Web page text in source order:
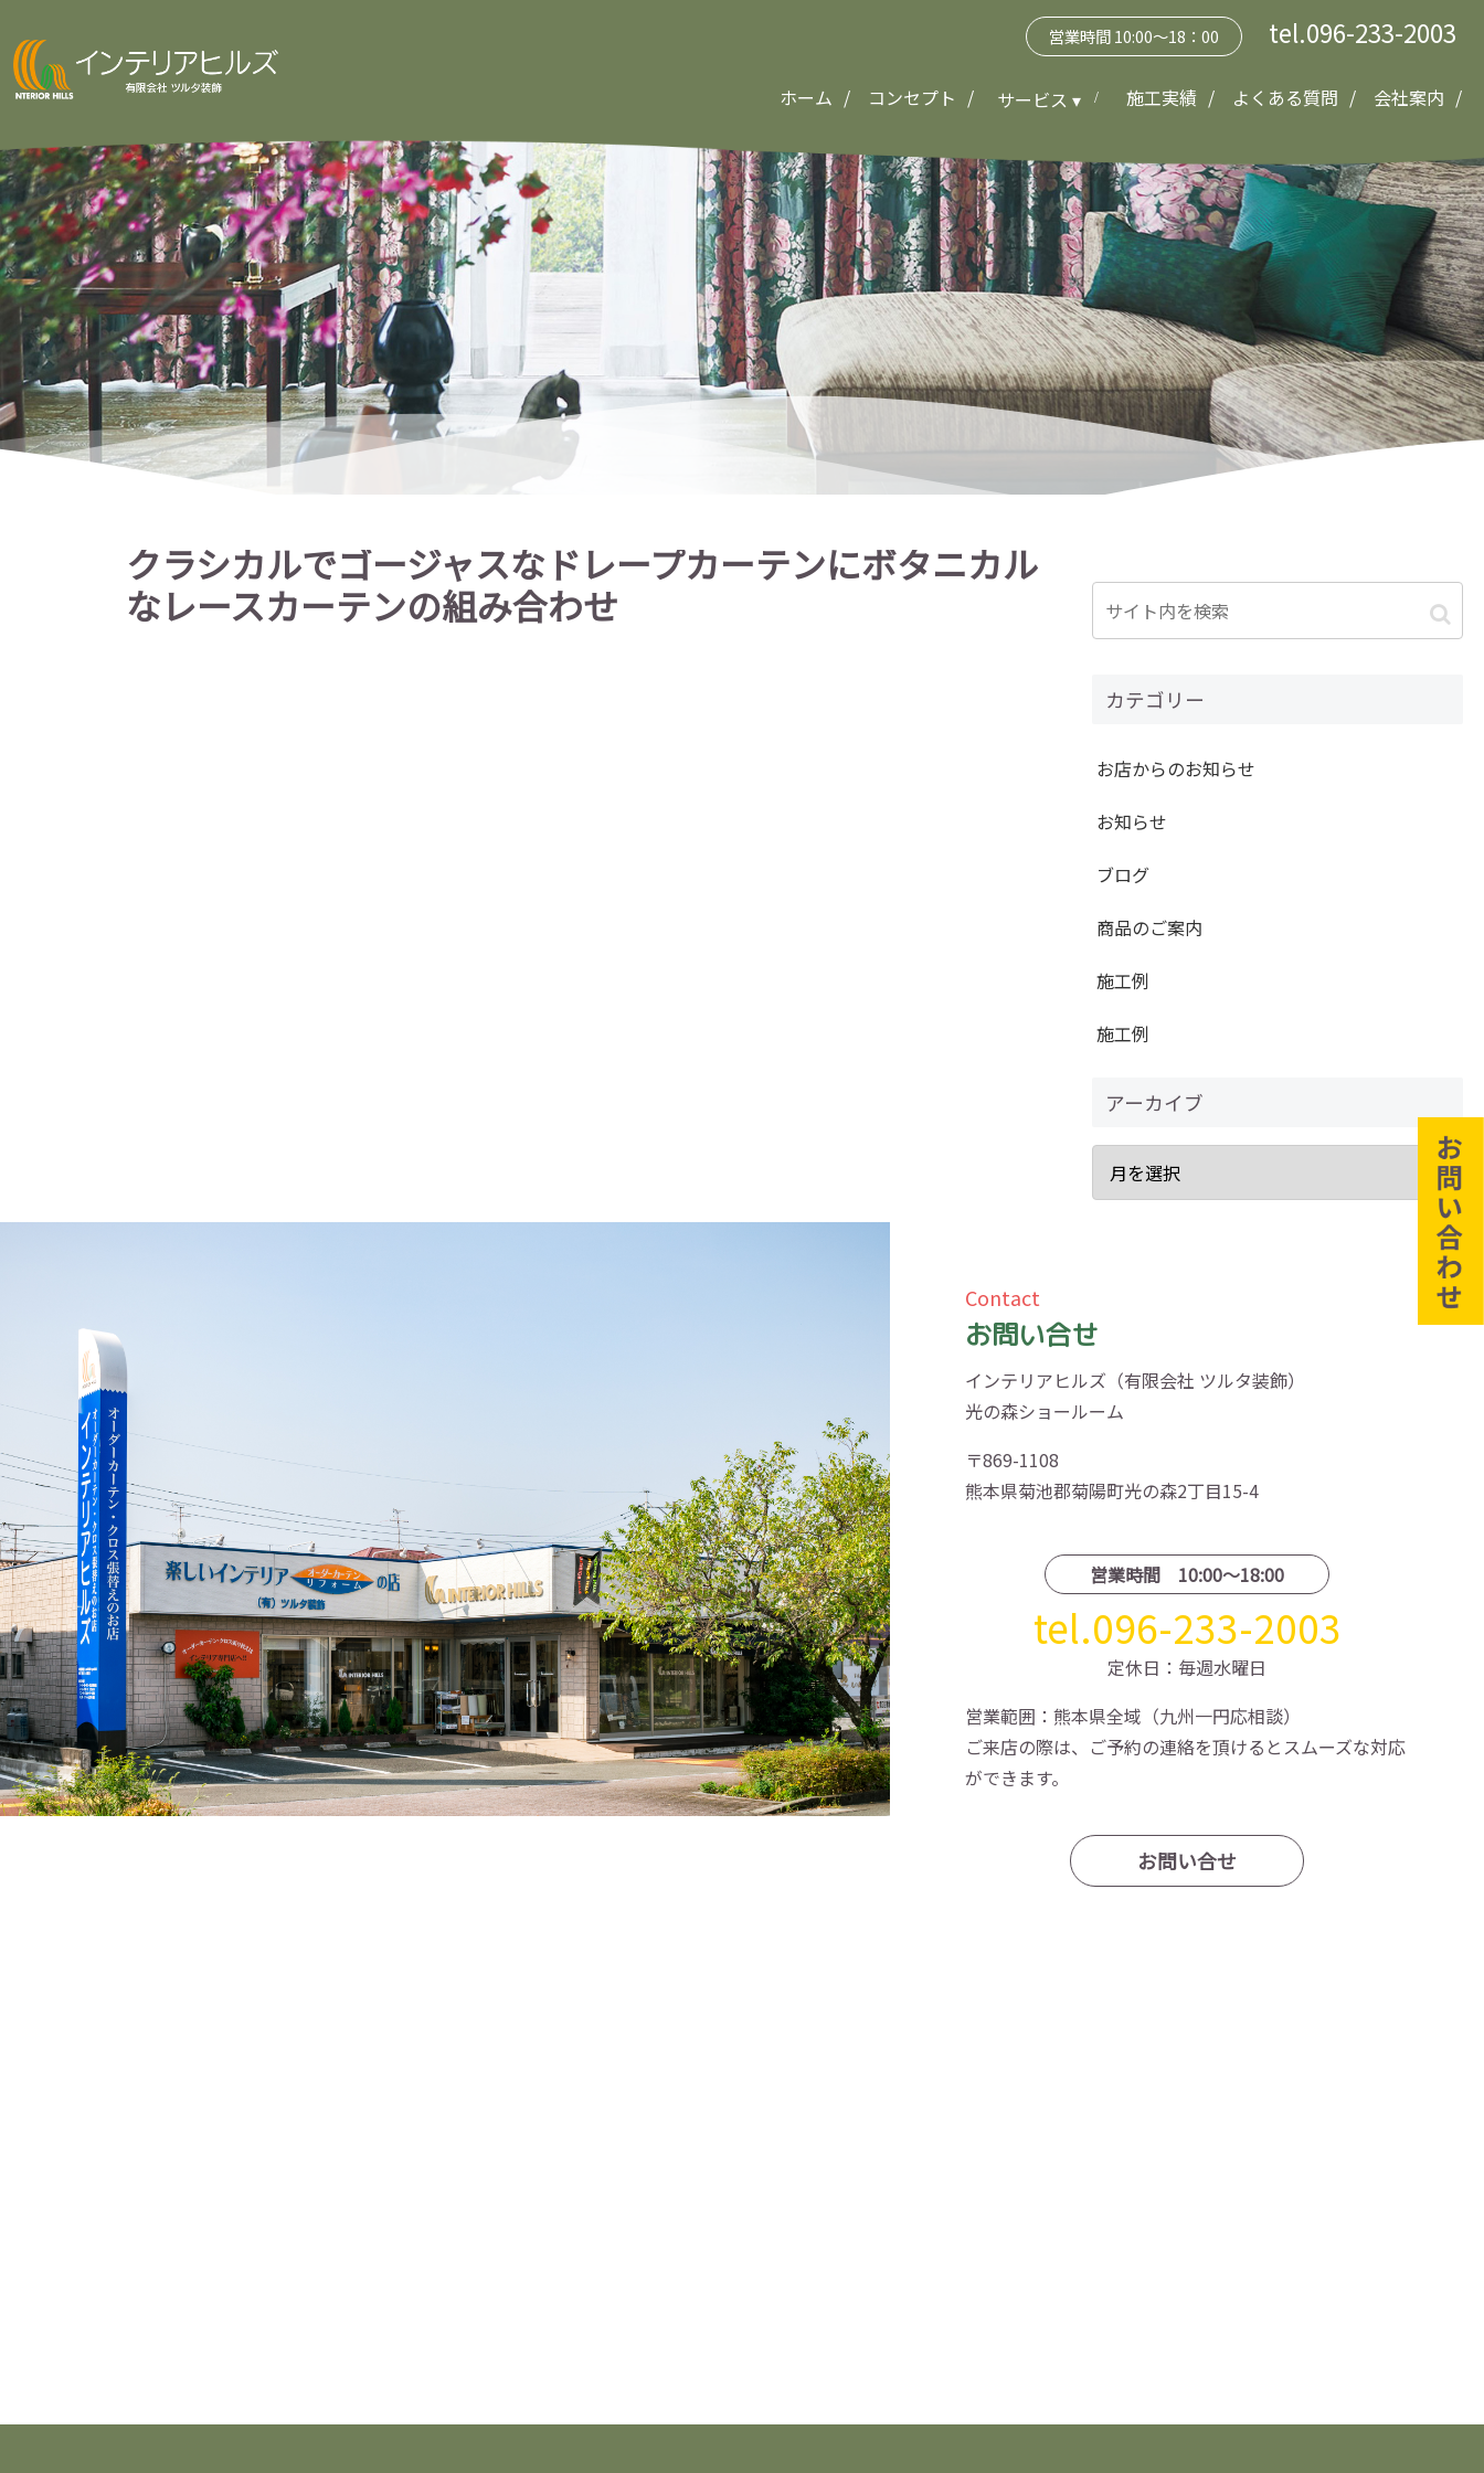
ホーム コンセプト サービス ▾ 施工実績 よくある質問 会社案内
営業時間 10:00～18：00 tel.096-233-2003
クラシカルでゴージャスなドレープカーテンにボタニカル
なレースカーテンの組み合わせ
カテゴリー
お店からのお知らせ
お知らせ
ブログ
商品のご案内
施工例
施工例
アーカイブ
Contact
お問い合せ
インテリアヒルズ（有限会社 ツルタ装飾）
光の森ショールーム
〒869-1108
熊本県菊池郡菊陽町光の森2丁目15-4
営業時間 10:00〜18:00
tel.096-233-2003
定休日：毎週水曜日
営業範囲：熊本県全域（九州一円応相談）
ご来店の際は、ご予約の連絡を頂けるとスムーズな対応
ができます。
お問い合せ